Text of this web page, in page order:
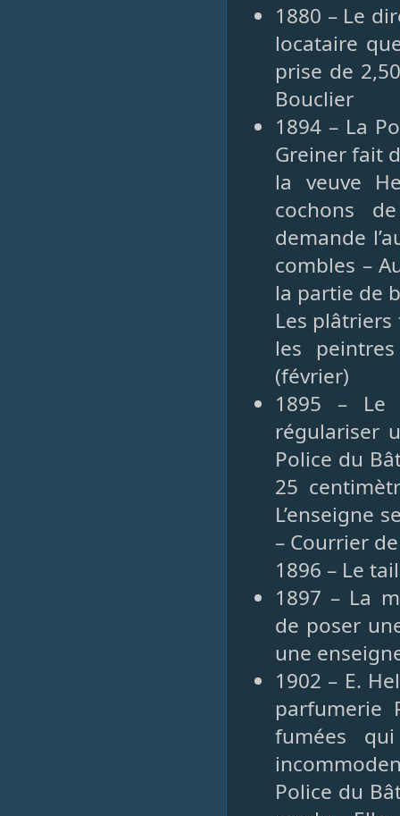
1880 – Le
locataire
prise de
Bouclier
1894 – La
Greiner fait
la veuve
cochons
demande
combles –
la partie de
Les
les
(février)
1895 – Le
régulariser
Police du
25
L’enseigne
– Courrier
1896 – Le
1897 – La
de poser
une
1902 – E.
parfumerie
fumées
Police du